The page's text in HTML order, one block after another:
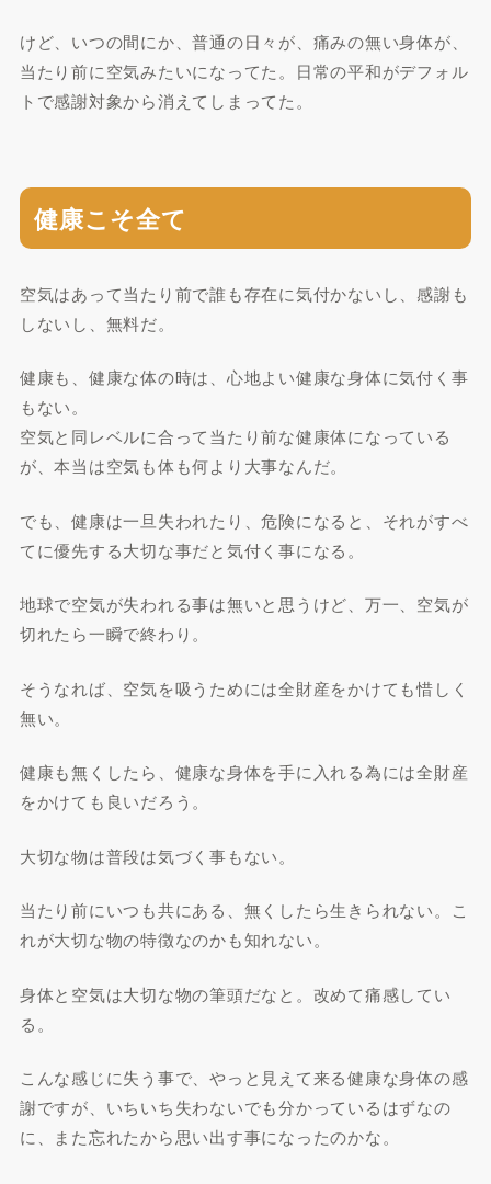
けど、いつの間にか、普通の日々が、痛みの無い身体が、
当たり前に空気みたいになってた。日常の平和がデフォル
トで感謝対象から消えてしまってた。
健康こそ全て
空気はあって当たり前で誰も存在に気付かないし、感謝も
しないし、無料だ。
健康も、健康な体の時は、心地よい健康な身体に気付く事
もない。
空気と同レベルに合って当たり前な健康体になっている
が、本当は空気も体も何より大事なんだ。
でも、健康は一旦失われたり、危険になると、それがすべ
てに優先する大切な事だと気付く事になる。
地球で空気が失われる事は無いと思うけど、万一、空気が
切れたら一瞬で終わり。
そうなれば、空気を吸うためには全財産をかけても惜しく
無い。
健康も無くしたら、健康な身体を手に入れる為には全財産
をかけても良いだろう。
大切な物は普段は気づく事もない。
当たり前にいつも共にある、無くしたら生きられない。こ
れが大切な物の特徴なのかも知れない。
身体と空気は大切な物の筆頭だなと。改めて痛感してい
る。
こんな感じに失う事で、やっと見えて来る健康な身体の感
謝ですが、いちいち失わないでも分かっているはずなの
に、また忘れたから思い出す事になったのかな。